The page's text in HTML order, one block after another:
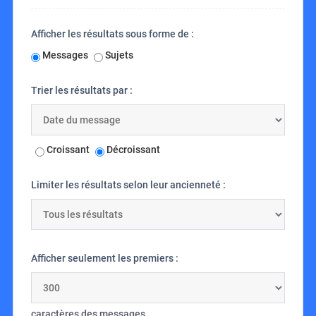
Afficher les résultats sous forme de :
Messages
Sujets
Trier les résultats par :
Croissant Décroissant
Limiter les résultats selon leur ancienneté :
Afficher seulement les premiers :